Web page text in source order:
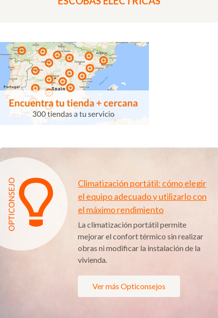
Climatización portátil: cómo elegir
el equipo adecuado y utilizarlo con
el máximo rendimiento
La climatización portátil permite
mejorar el confort térmico sin realizar
obras ni modificar la instalación de la
vivienda.
Ver más Opticonsejos